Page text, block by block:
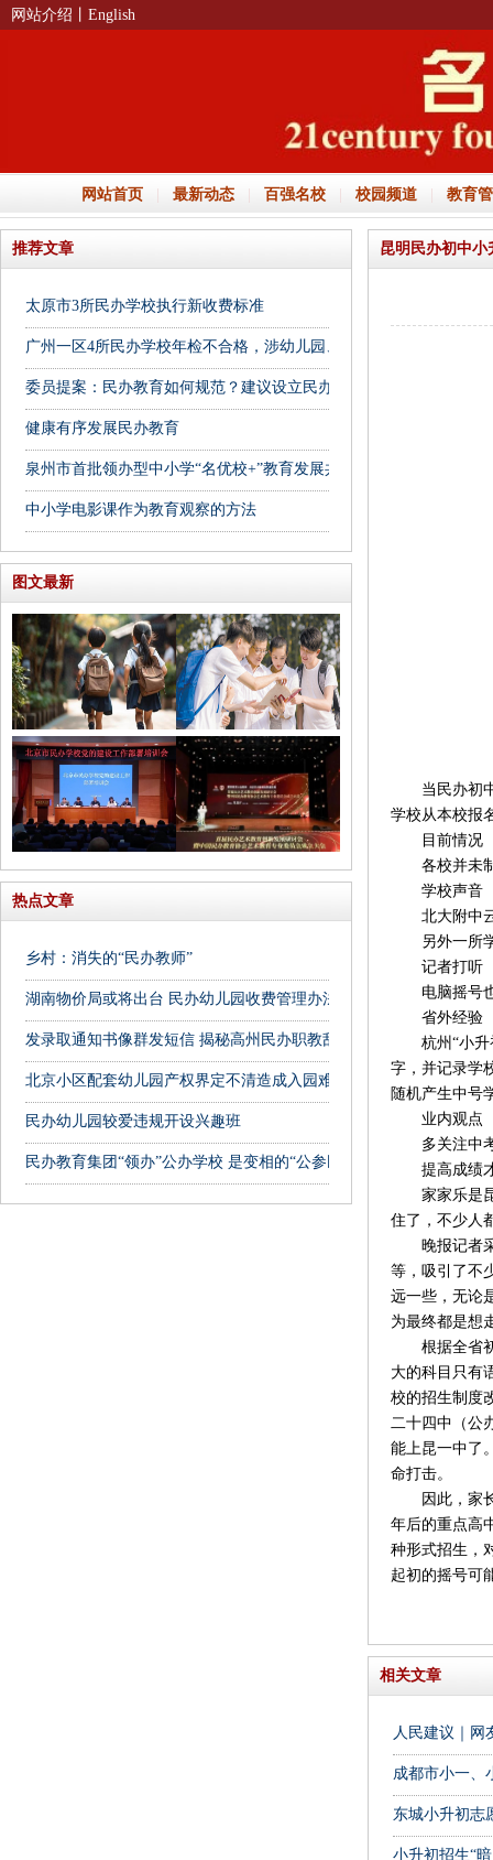
网站介绍 丨English
网站首页 最新动态 百强名校 校园频道 教育
推荐文章
太原市3所民办学校执行新收费标准
广州一区4所民办学校年检不合格，涉幼儿园、培训机构
委员提案：民办教育如何规范？建议设立民办幼儿园收费监管平台
健康有序发展民办教育
泉州市首批领办型中小学“名优校+”教育发展共同体名单公布
中小学电影课作为教育观察的方法
图文最新
热点文章
乡村：消失的“民办教师”
湖南物价局或将出台 民办幼儿园收费管理办法
发录取通知书像群发短信 揭秘高州民办职教乱象
北京小区配套幼儿园产权界定不清造成入园难
民办幼儿园较爱违规开设兴趣班
民办教育集团“领办”公办学校 是变相的“公参民”吗？
昆明民办初中小
当民办初中
学校从本校报
目前情况
各校并未制
学校声音
北大附中云
另外一所学
记者打听
电脑摇号也
省外经验
杭州“小升初
字，并记录学
随机产生中号
业内观点
多关注中
提高成绩
家家乐是昆
住了，不少人
晚报记者采
等，吸引了不
远一些，无论
为最终都是想
根据全省初
大的科目只有
校的招生制度
二十四中（公
能上昆一中了
命打击。
因此，家长
年后的重点高
种形式招生，
起初的摇号可
相关文章
人民建议｜网
成都市小一、
东城小升初志
小升初招生“